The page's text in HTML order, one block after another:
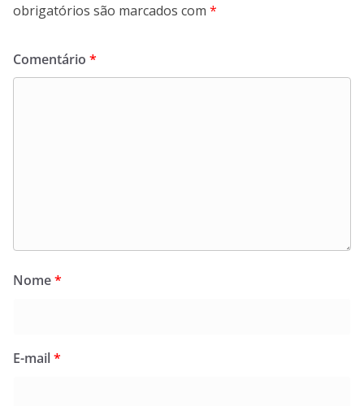
obrigatórios são marcados com *
Comentário *
Nome*
E-mail*